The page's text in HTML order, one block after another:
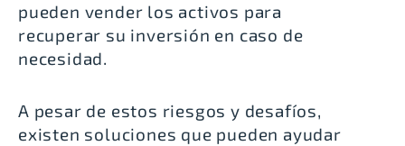
pueden vender los activos para
recuperar su inversión en caso de
necesidad.
A pesar de estos riesgos y desafíos,
existen soluciones que pueden ayudar